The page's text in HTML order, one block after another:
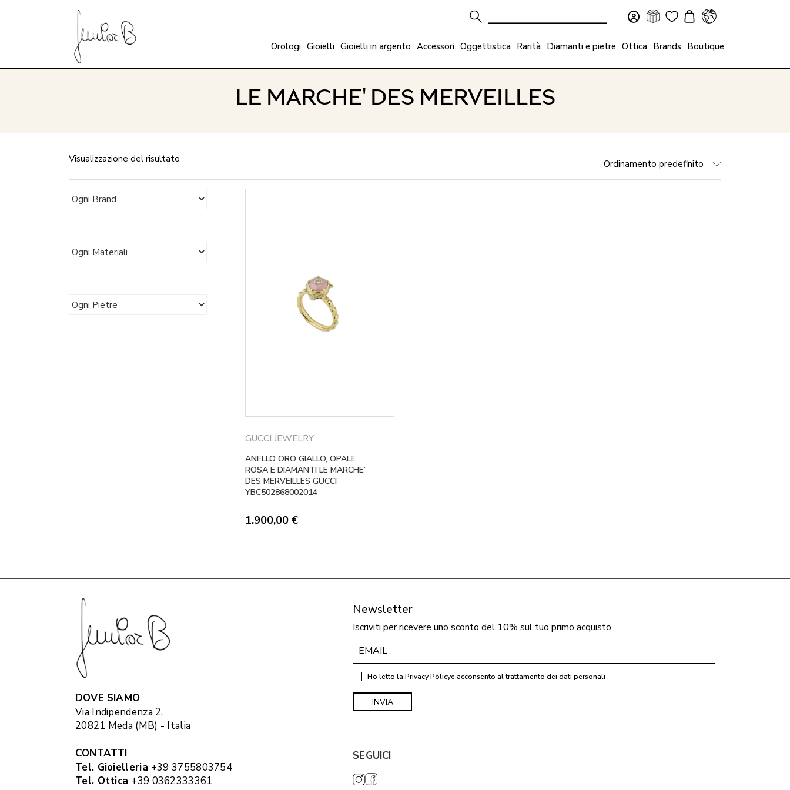
Orologi Gioielli Gioielli in argento Accessori Oggettistica Rarità Diamanti e pietre Ottica Brands Boutique
LE MARCHE' DES MERVEILLES
Visualizzazione del risultato Ordinamento predefinito
GUCCI JEWELRY
ANELLO ORO GIALLO, OPALE
ROSA E DIAMANTI LE MARCHE’
DES MERVEILLES GUCCI
YBC502868002014
1.900,00 €
DOVE SIAMO
Via Indipendenza 2,
20821 Meda (MB) - Italia
CONTATTI
Tel. Gioielleria +39 3755803754
Tel. Ottica +39 0362333361
Newsletter
Iscriviti per ricevere uno sconto del 10% sul tuo primo acquisto
Ho letto laPrivacy Policye acconsento al trattamento dei dati personali
SEGUICI